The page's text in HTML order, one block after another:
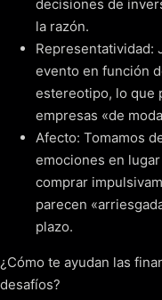
decisiones de
la razón.
Representatividad:
evento en función
estereotipo, lo que
empresas «de
Afecto: Tomamos
emociones en
comprar
parecen
plazo.
¿Cómo te ayudan las
desafíos?